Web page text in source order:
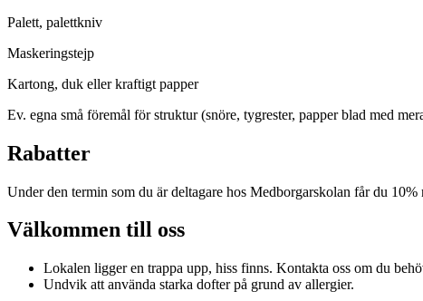
Palett, palettkniv
Maskeringstejp
Kartong, duk eller kraftigt papper
Ev. egna små föremål för struktur (snöre, tygrester, papper blad med
Rabatter
Under den termin som du är deltagare hos Medborgarskolan får du
Välkommen till oss
Lokalen ligger en trappa upp, hiss finns. Kontakta oss om du
Undvik att använda starka dofter på grund av allergier.